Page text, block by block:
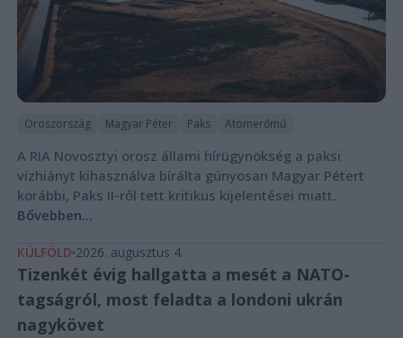
Oroszország Magyar Péter Paks Atomerőmű
A RIA Novosztyi orosz állami hírügynökség a paksi
vízhiányt kihasználva bírálta gúnyosan Magyar Pétert
korábbi, Paks II-ről tett kritikus kijelentései miatt.
Bővebben...
KÜLFÖLD 2026. augusztus 4.
Tizenkét évig hallgatta a mesét a NATO-
tagságról, most feladta a londoni ukrán
nagykövet